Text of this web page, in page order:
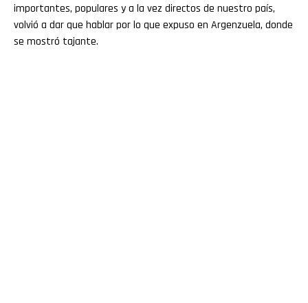
importantes, populares y a la vez directos de nuestro país,
volvió a dar que hablar por lo que expuso en Argenzuela, donde
se mostró tajante.